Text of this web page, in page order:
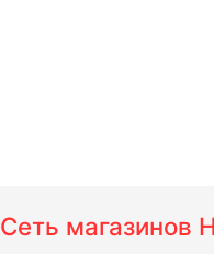
Сеть магазинов